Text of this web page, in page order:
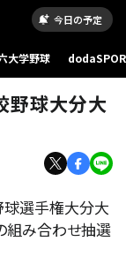
今日の予定
大学野球
興産スタジアム
球大分大
選手権大分大
組み合わせ抽選